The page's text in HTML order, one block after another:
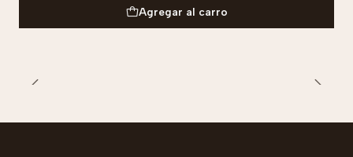
Agregar al carro